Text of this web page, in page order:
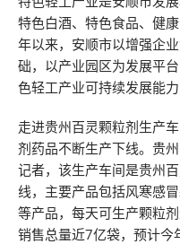
特色白酒、特色食品、健
年以来，安顺市以增强企
础，以产业园区为发展平
色轻工产业可持续发展能
走进贵州百灵颗粒剂生产
剂药品不断生产下线。贵
记者，该生产车间是贵州
线，主要产品包括风寒感
等产品，每天可生产颗粒
销售总量近7亿袋，预计今